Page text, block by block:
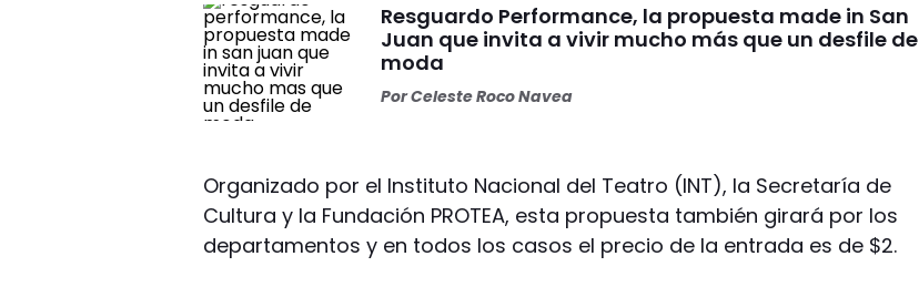
Resguardo Performance, la propuesta made in San
Juan que invita a vivir mucho más que un desfile de
moda
PorCeleste Roco Navea
Organizado por el Instituto Nacional del Teatro (INT), la Secretaría de
Cultura y la Fundación PROTEA, esta propuesta también girará por los
departamentos y en todos los casos el precio de la entrada es de $2.